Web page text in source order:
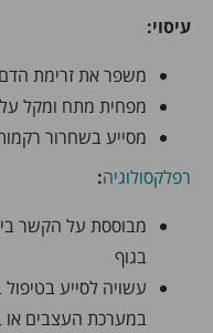
עיסוי:
משפר את זרימת הדם
מפחית מתח ומקל
מסייע בשחרור
רפלקסולוגיה:
מבוססת על הקשר
בגוף
עשויה לסייע
במערכת העצבים או